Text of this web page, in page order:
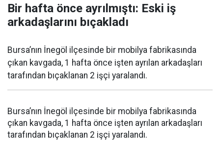
Bir hafta önce ayrılmıştı: Eski iş
arkadaşlarını bıçakladı
Bursa’nın İnegöl ilçesinde bir mobilya fabrikasında
çıkan kavgada, 1 hafta önce işten ayrılan arkadaşları
tarafından bıçaklanan 2 işçi yaralandı.
Bursa’nın İnegöl ilçesinde bir mobilya fabrikasında
çıkan kavgada, 1 hafta önce işten ayrılan arkadaşları
tarafından bıçaklanan 2 işçi yaralandı.